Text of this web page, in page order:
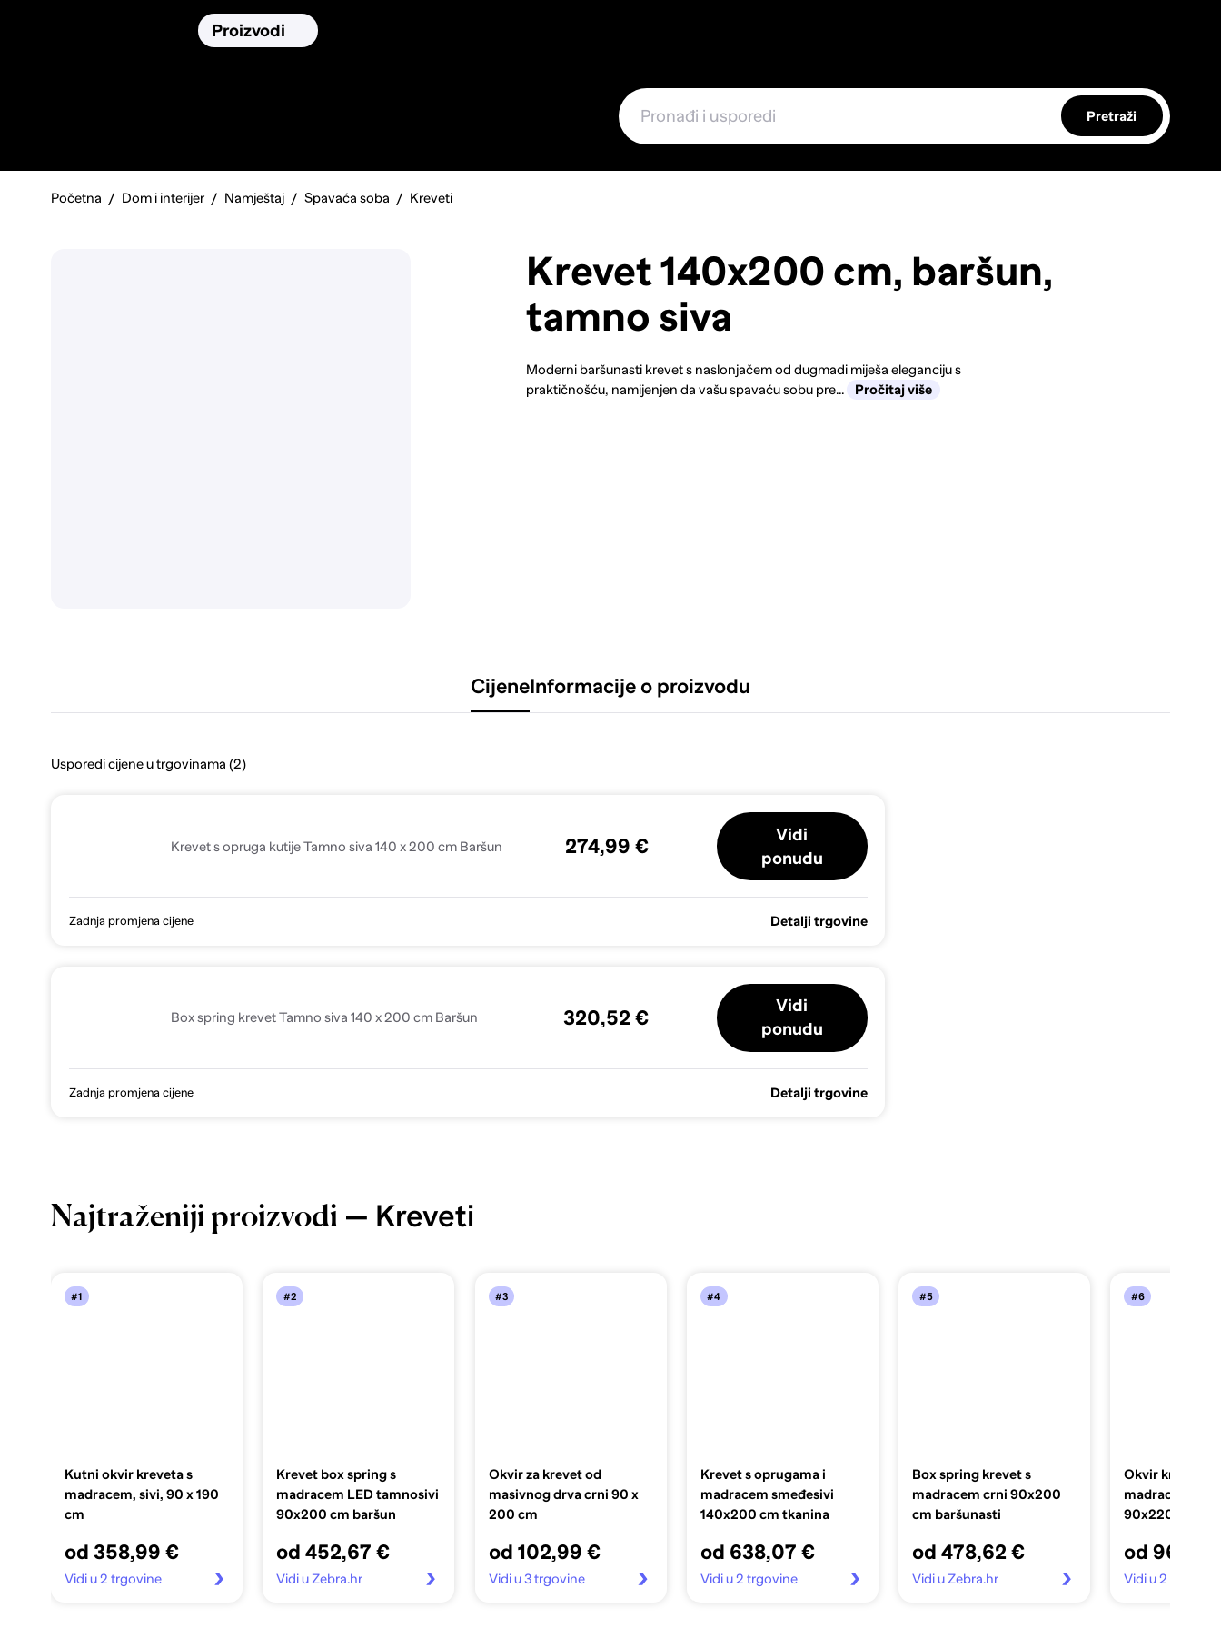
Proizvodi
Pretraži
Početna Dom i interijer Namještaj Spavaća soba Kreveti
Krevet 140x200 cm, baršun,
tamno siva
Moderni baršunasti krevet s naslonjačem od dugmadi miješa eleganciju s
praktičnošću, namijenjen da vašu spavaću sobu pre...
Pročitaj više
CijeneInformacije o proizvodu
Usporedi cijene u trgovinama (2)
Krevet s opruga kutije Tamno siva 140 x 200 cm Baršun 274,99 €
Vidi
ponudu
Zadnja promjena cijene Detalji trgovine
Box spring krevet Tamno siva 140 x 200 cm Baršun 320,52 €
Vidi
ponudu
Zadnja promjena cijene Detalji trgovine
Najtraženiji proizvodi — Kreveti
#1
Kutni okvir kreveta s
madracem, sivi, 90 x 190
cm
od 358,99 €
Vidi u 2 trgovine
#2
Krevet box spring s
madracem LED tamnosivi
90x200 cm baršun
od 452,67 €
Vidi u Zebra.hr
#3
Okvir za krevet od
masivnog drva crni 90 x
200 cm
od 102,99 €
Vidi u 3 trgovine
#4
Krevet s oprugama i
madracem smeđesivi
140x200 cm tkanina
od 638,07 €
Vidi u 2 trgovine
#5
Box spring krevet s
madracem crni 90x200
cm baršunasti
od 478,62 €
Vidi u Zebra.hr
#6
Okvir kreveta
madraca
90x220 cm
od 96,99
Vidi u 2 trgovine